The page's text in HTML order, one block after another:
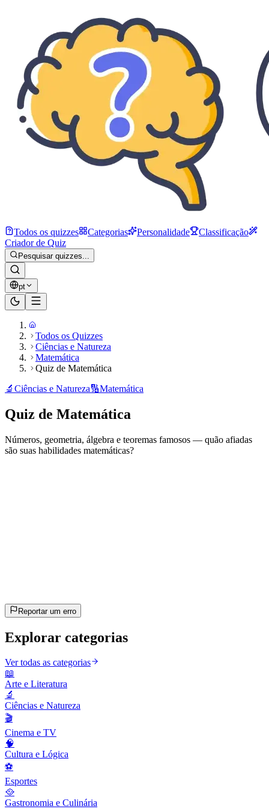
Todos os quizzes Categorias Personalidade
Classificação
Criador de Quiz
Pesquisar quizzes...
pt
Todos os Quizzes
Ciências e Natureza
Matemática
Quiz de Matemática
🔬 Ciências e Natureza🔢Matemática
Quiz de Matemática
Números, geometria, álgebra e teoremas famosos — quão afiadas
são suas habilidades matemáticas?
Reportar um erro
Explorar categorias
Ver todas as categorias
📖
Arte e Literatura
🔬
Ciências e Natureza
🎬
Cinema e TV
🧠
Cultura e Lógica
⚽
Esportes
🥘
Gastronomia e Culinária